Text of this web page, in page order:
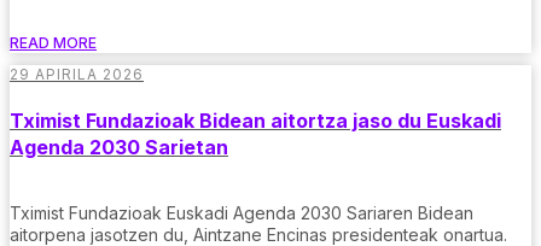
READ MORE
29 APIRILA 2026
Tximist Fundazioak Bidean aitortza jaso du Euskadi
Agenda 2030 Sarietan
Tximist Fundazioak Euskadi Agenda 2030 Sariaren Bidean
aitorpena jasotzen du, Aintzane Encinas presidenteak onartua.